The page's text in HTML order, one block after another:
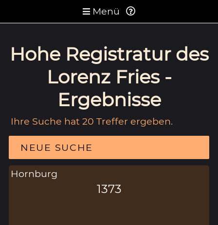
Menü
Hohe Registratur des
Lorenz Fries -
Ergebnisse
Ihre Suche hat 20 Treffer ergeben.
NEUE SUCHE
Hornburg
1373